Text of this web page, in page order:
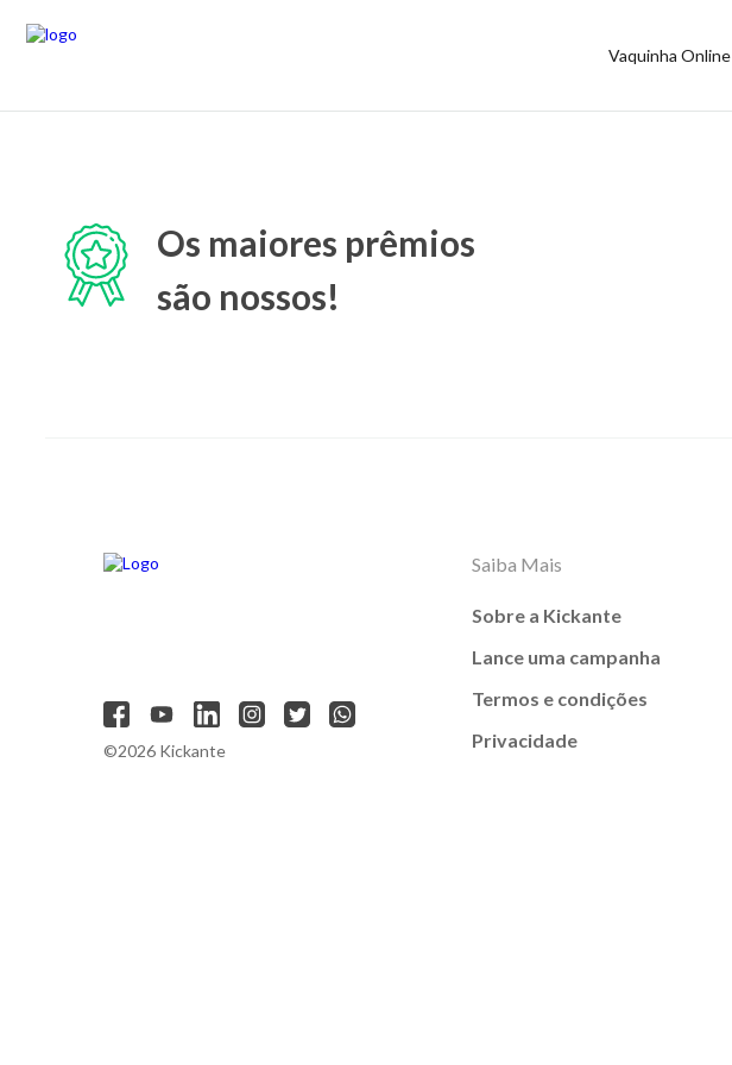
Vaquinha Online
Os maiores prêmios
são nossos!
©2026 Kickante
Saiba Mais
Sobre a Kickante
Lance uma campanha
Termos e condições
Privacidade